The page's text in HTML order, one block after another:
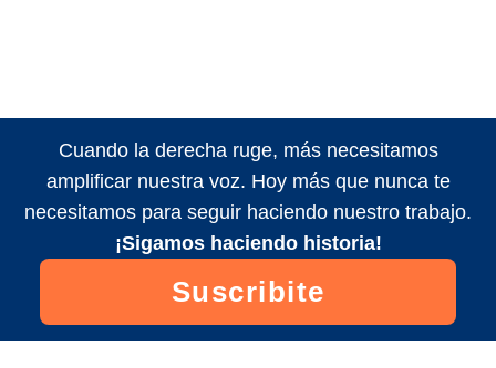
Cuando la derecha ruge, más necesitamos
amplificar nuestra voz. Hoy más que nunca te
necesitamos para seguir haciendo nuestro trabajo.
¡Sigamos haciendo historia!
Suscribite